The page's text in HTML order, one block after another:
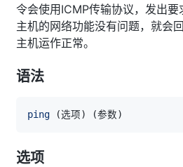
令会使用ICMP传输协议，发出
主机的网络功能没有问题，就会
主机运作正常。
语法
ping (选项) (参数)
选项